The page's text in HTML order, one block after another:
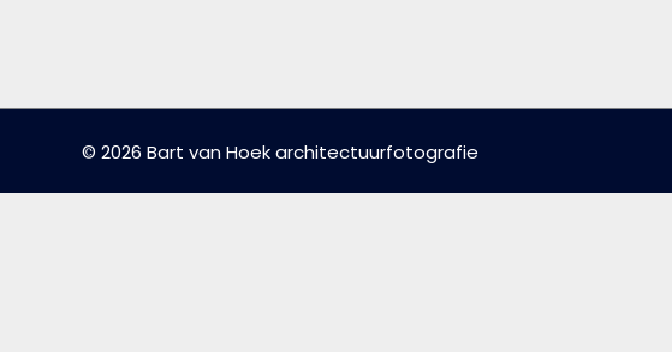
© 2026 Bart van Hoek architectuurfotografie